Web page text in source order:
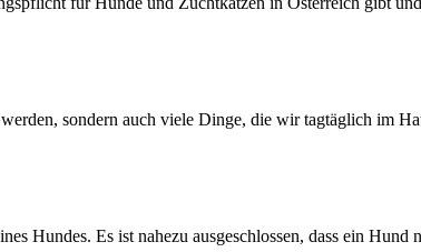
sondern auch viele Dinge, die wir tagtäglich im
Hundes. Es ist nahezu ausgeschlossen, dass ein Hund